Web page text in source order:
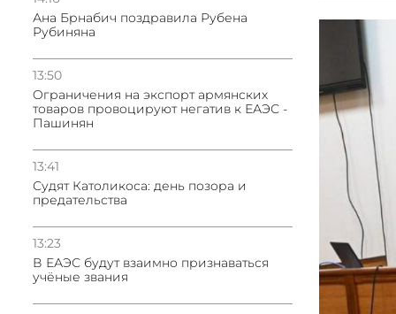
Ана Брнабич поздравила Рубена
Рубиняна
13:50
Oграничения на экспорт армянских
товаров провоцируют негатив к ЕАЭС -
Пашинян
13:41
Судят Католикоса: день позора и
предательства
13:23
В ЕАЭС будут взаимно признаваться
учёные звания